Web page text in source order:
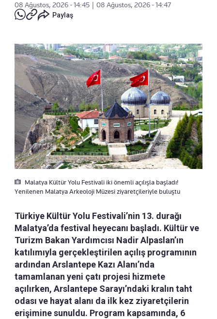
08 Ağustos, 2026 - 14:45
08 Ağustos, 2026 - 14:47
Paylaş
Malatya Kültür Yolu Festivali iki önemli açılışla başladı!
Yenilenen Malatya Arkeoloji Müzesi ziyaretçileriyle buluştu
Türkiye Kültür Yolu Festivali’nin 13. durağı
Malatya’da festival heyecanı başladı. Kültür ve
Turizm Bakan Yardımcısı Nadir Alpaslan’ın
katılımıyla gerçekleştirilen açılış programının
ardından Arslantepe Kazı Alanı’nda
tamamlanan yeni çatı projesi hizmete
açılırken, Arslantepe Sarayı’ndaki kralın taht
odası ve hayat alanı da ilk kez ziyaretçilerin
erişimine sunuldu. Program kapsamında, 6